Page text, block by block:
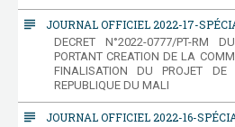
subject JOURNAL OFFICIEL 2022-17-
DECRET N°2022-0777/PT-RM
PORTANT CREATION DE LA
FINALISATION DU PROJET DE
REPUBLIQUE DU MALI
subject JOURNAL OFFICIEL 2022-16-